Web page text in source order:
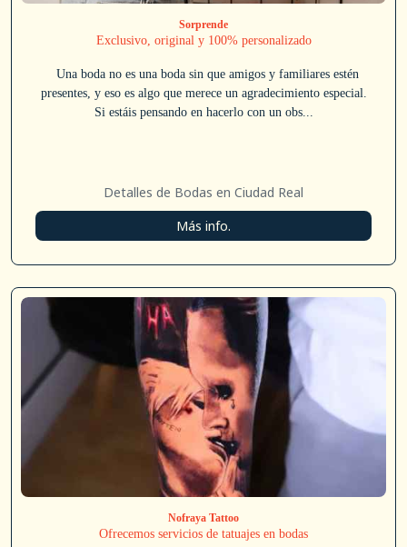
Sorprende
Exclusivo, original y 100% personalizado
Una boda no es una boda sin que amigos y familiares estén
presentes, y eso es algo que merece un agradecimiento especial.
Si estáis pensando en hacerlo con un obs...
Detalles de Bodas en Ciudad Real
Más info.
Nofraya Tattoo
Ofrecemos servicios de tatuajes en bodas